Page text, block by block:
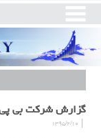
گزارش شرکت بی پی
۱۳۹۵/۲/۱۰